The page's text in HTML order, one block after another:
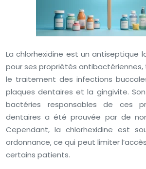
La chlorhexidine est un antiseptique
pour ses propriétés
le traitement des infections
plaques dentaires et la gingivite.
bactéries responsables de ces
dentaires a été prouvée par de
Cependant, la chlorhexidine est
ordonnance, ce qui peut limiter
certains patients.